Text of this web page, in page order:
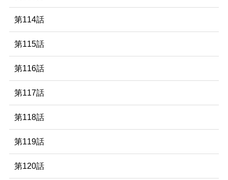
第114話
第115話
第116話
第117話
第118話
第119話
第120話